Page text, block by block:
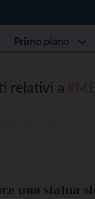
Primo piano
relativi a
una statua